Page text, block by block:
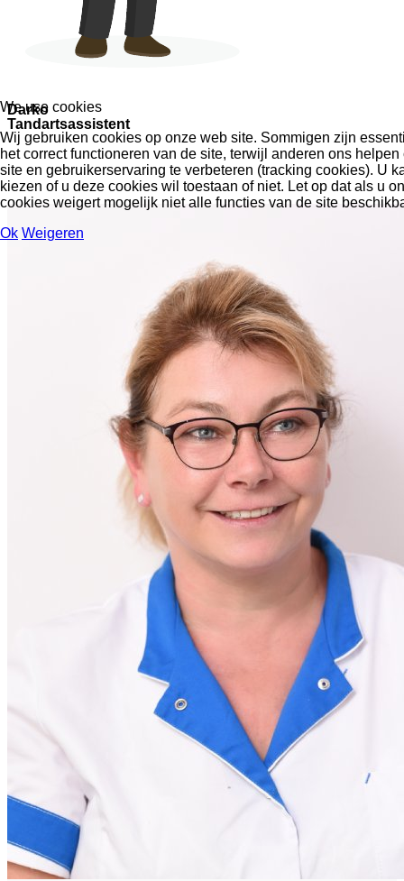
Darko
Tandartsassistent
We use cookies
Wij gebruiken cookies op onze web site. Sommigen zijn
het correct functioneren van de site, terwijl anderen ons helpen
site en gebruikerservaring te verbeteren (tracking cookies). U
kiezen of u deze cookies wil toestaan of niet. Let op dat als u
cookies weigert mogelijk niet alle functies van de site
Ok Weigeren